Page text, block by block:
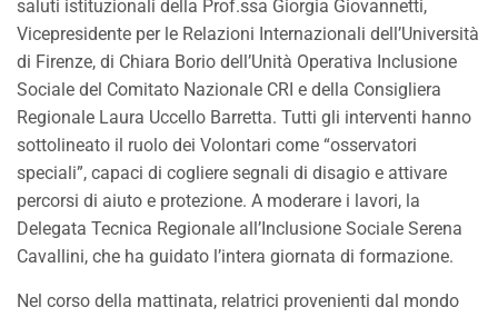
saluti istituzionali della Prof.ssa Giorgia Giovannetti,
Vicepresidente per le Relazioni Internazionali dell’Università
di Firenze, di Chiara Borio dell’Unità Operativa Inclusione
Sociale del Comitato Nazionale CRI e della Consigliera
Regionale Laura Uccello Barretta. Tutti gli interventi hanno
sottolineato il ruolo dei Volontari come “osservatori
speciali”, capaci di cogliere segnali di disagio e attivare
percorsi di aiuto e protezione. A moderare i lavori, la
Delegata Tecnica Regionale all’Inclusione Sociale Serena
Cavallini, che ha guidato l’intera giornata di formazione.
Nel corso della mattinata, relatrici provenienti dal mondo